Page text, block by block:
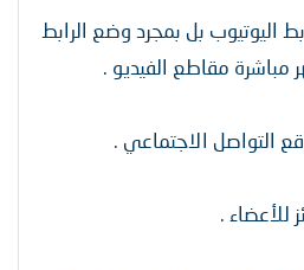
اليوتيوب بل بمجرد وضع الرابط
مقاطع الفيديو .